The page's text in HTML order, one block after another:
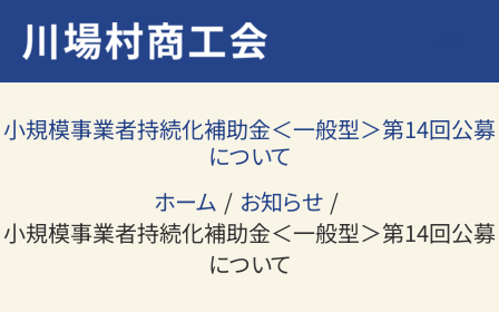
を
ス
プ
小規模事業者持続化補助金＜一般型＞第14回公募
について
ホーム
お知らせ
小規模事業者持続化補助金＜一般型＞第14回公募
について